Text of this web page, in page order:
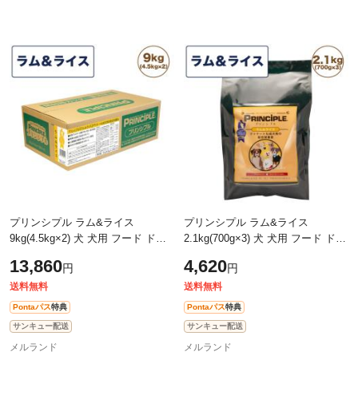
プリンシプル ラム&ライス
9kg(4.5kg×2) 犬 犬用 フード ドッ
着色 安心 安全 ヒューマングレー
ド
13,860円
送料無料
Pontaパス特典
サンキュー配送
メルランド
プリンシプル ラム&ライス
2.1kg(700g×3) 犬 犬用 フード ドッ
着色 安心 安全 ヒューマングレー
ド
4,620円
送料無料
Pontaパス特典
サンキュー配送
メルランド